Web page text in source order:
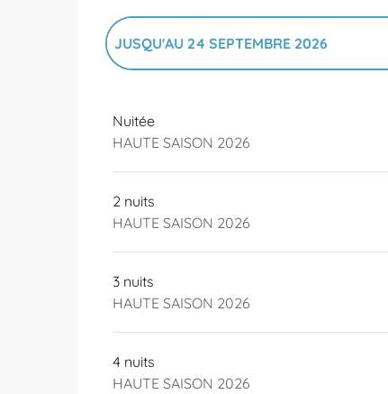
DU5 JANVIER 2026
DU13 FÉVRIER 2026
DU30 AVRIL 2026AU4 MAI 2026
JUSQU'AU 24 SEPTEMBRE 2026
Nuitée
HAUTE SAISON 2026
2 nuits
HAUTE SAISON 2026
3 nuits
HAUTE SAISON 2026
4 nuits
HAUTE SAISON 2026